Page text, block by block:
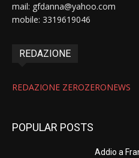
mail: gfdanna@yahoo.com
mobile: 3319619046
REDAZIONE
REDAZIONE ZEROZERONEWS
POPULAR POSTS
Addio a